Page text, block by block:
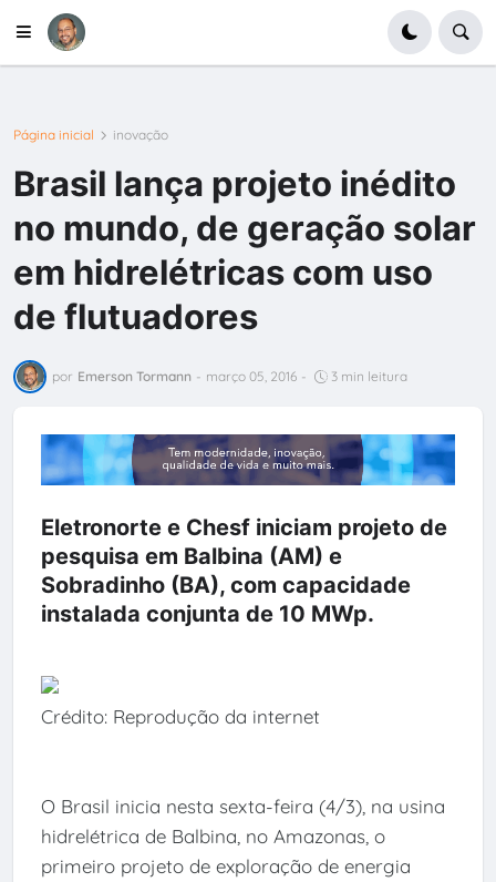
Página inicial inovação
Brasil lança projeto inédito
no mundo, de geração solar
em hidrelétricas com uso
de flutuadores
por Emerson Tormann - março 05, 2016 - 3 min leitura
Eletronorte e Chesf iniciam projeto de
pesquisa em Balbina (AM) e
Sobradinho (BA), com capacidade
instalada conjunta de 10 MWp.
Crédito: Reprodução da internet
O Brasil inicia nesta sexta-feira (4/3), na usina
hidrelétrica de Balbina, no Amazonas, o
primeiro projeto de exploração de energia